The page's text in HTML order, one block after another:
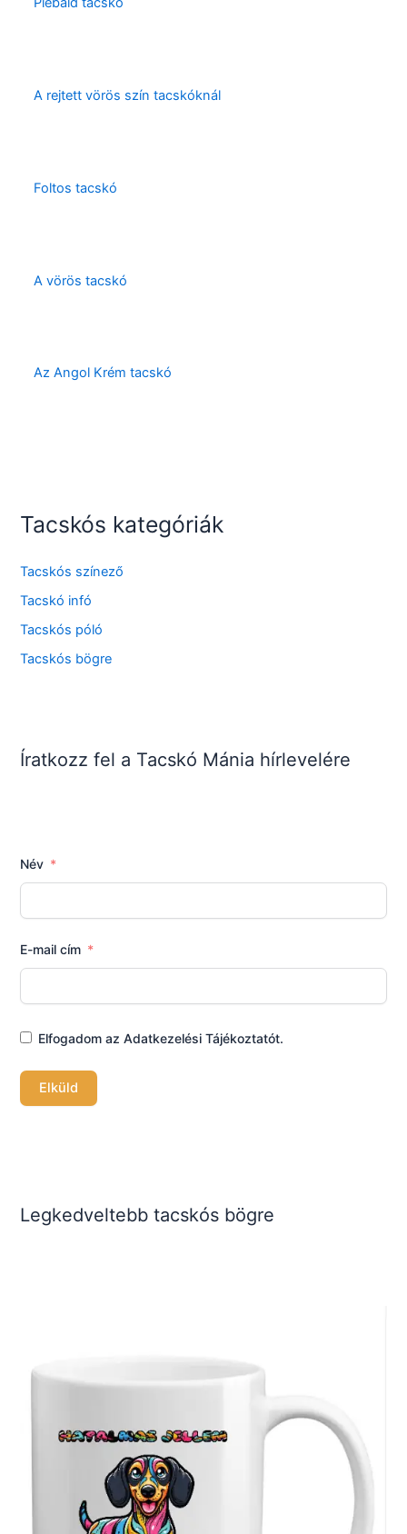
A rejtett vörös szín tacskóknál
Foltos tacskó
A vörös tacskó
Az Angol Krém tacskó
Tacskós kategóriák
Tacskós színező
Tacskó infó
Tacskós póló
Tacskós bögre
Íratkozz fel a Tacskó Mánia hírlevelére
Név
E-mail cím
Elfogadom az Adatkezelési Tájékoztatót.
Elküld
Legkedveltebb tacskós bögre